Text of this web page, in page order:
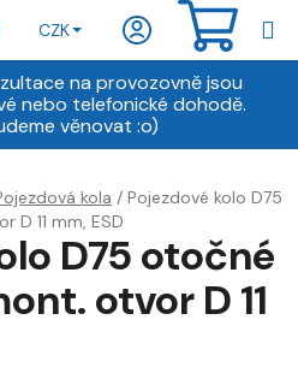
na provozovně jsou
nebo telefonické dohodě.
věnovat :o)
Hledat
CZK
kola / Pojezdové kolo D75
D 11 mm, ESD
D75 otočné
otvor D 11